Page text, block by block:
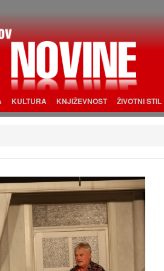
KULTURA KNJIŽEVNOST ŽIVOTNI STIL